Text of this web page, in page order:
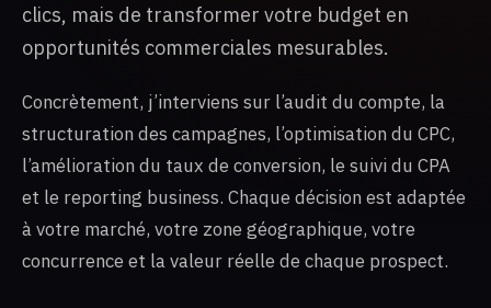
clics, mais de transformer votre budget en
opportunités commerciales mesurables.
Concrètement, j’interviens sur l’audit du compte, la
structuration des campagnes, l’optimisation du CPC,
l’amélioration du taux de conversion, le suivi du CPA
et le reporting business. Chaque décision est adaptée
à votre marché, votre zone géographique, votre
concurrence et la valeur réelle de chaque prospect.